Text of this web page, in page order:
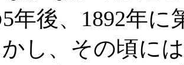
年後、1892年
し、その頃に